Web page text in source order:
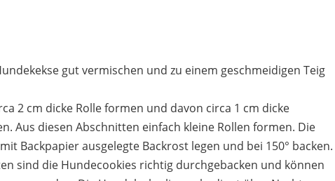
gut vermischen und zu einem geschmeidigen Teig
2 cm dicke Rolle formen und davon circa 1 cm dicke
Aus diesen Abschnitten einfach kleine Rollen formen. Die
Backpapier ausgelegte Backrost legen und bei 150° backen.
sind die Hundecookies richtig durchgebacken und können